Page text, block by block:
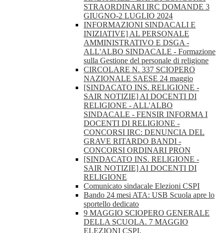
STRAORDINARI IRC DOMANDE 3
GIUGNO-2 LUGLIO 2024
INFORMAZIONI SINDACALI E
INIZIATIVE] AL PERSONALE
AMMINISTRATIVO E DSGA -
ALL'ALBO SINDACALE - Formazione
sulla Gestione del personale di religione
CIRCOLARE N. 337 SCIOPERO
NAZIONALE SAESE 24 maggio
[SINDACATO INS. RELIGIONE -
SAIR NOTIZIE] AI DOCENTI DI
RELIGIONE - ALL'ALBO
SINDACALE - FENSIR INFORMA I
DOCENTI DI RELIGIONE -
CONCORSI IRC: DENUNCIA DEL
GRAVE RITARDO BANDI -
CONCORSI ORDINARI PRON
[SINDACATO INS. RELIGIONE -
SAIR NOTIZIE] AI DOCENTI DI
RELIGIONE
Comunicato sindacale Elezioni CSPI
Bando 24 mesi ATA: USB Scuola apre lo
sportello dedicato
9 MAGGIO SCIOPERO GENERALE
DELLA SCUOLA. 7 MAGGIO
ELEZIONI CSPI.